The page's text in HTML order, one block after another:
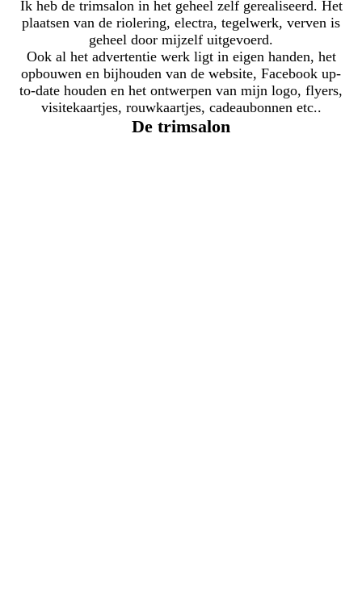
Ik heb de trimsalon in het geheel zelf gerealiseerd. Het
plaatsen van de riolering, electra, tegelwerk, verven is
geheel door mijzelf uitgevoerd.
Ook al het advertentie werk ligt in eigen handen, het
opbouwen en bijhouden van de website, Facebook up-
to-date houden en het ontwerpen van mijn logo, flyers,
visitekaartjes, rouwkaartjes, cadeaubonnen etc..
De trimsalon